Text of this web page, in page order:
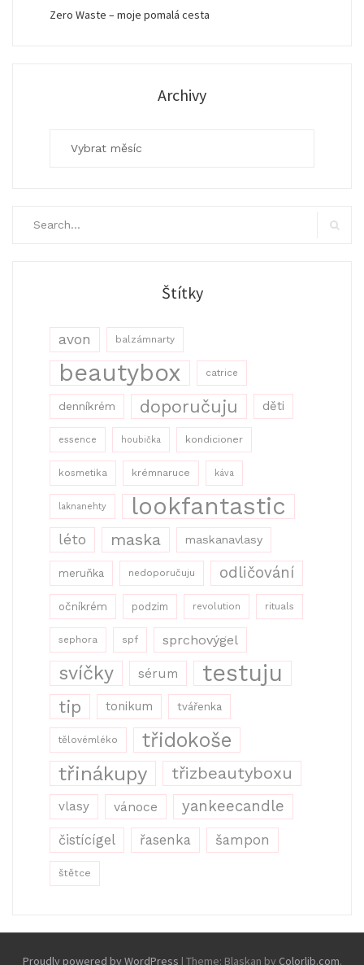
Zero Waste – moje pomalá cesta
Archivy
Štítky
avon balzámnarty
beautybox catrice
denníkrém doporučuju děti
essence houbička kondicioner
kosmetika krémnaruce káva
laknanehty lookfantastic
léto maska maskanavlasy
meruňka nedoporučuju odličování
očníkrém podzim revolution rituals
sephora spf sprchovýgel
svíčky sérum testuju
tip tonikum tvářenka
tělovémléko
třidokoše
třinákupy
třizbeautyboxu
vlasy vánoce yankeecandle
čistícígel řasenka šampon
štětce
Proudly powered by WordPress | Theme: Blaskan by Colorlib.com.